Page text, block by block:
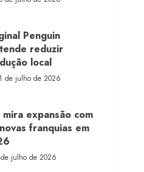
Penguin
reduzir
local
de julho de 2026
mira expansão com
franquias em
julho de 2026